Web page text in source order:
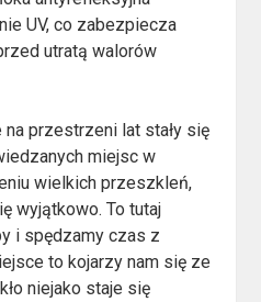
UV, co zabezpiecza
utratą walorów
przestrzeni lat stały się
miejsc w
wielkich przeszkleń,
wyjątkowo. To tutaj
i spędzamy czas z
to kojarzy nam się ze
niejako staje się